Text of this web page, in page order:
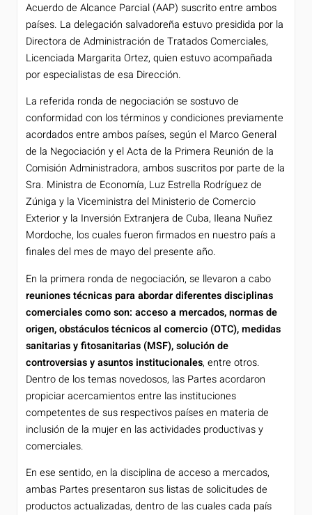
Acuerdo de Alcance Parcial (AAP) suscrito entre ambos
países. La delegación salvadoreña estuvo presidida por la
Directora de Administración de Tratados Comerciales,
Licenciada Margarita Ortez, quien estuvo acompañada
por especialistas de esa Dirección.
La referida ronda de negociación se sostuvo de
conformidad con los términos y condiciones previamente
acordados entre ambos países, según el Marco General
de la Negociación y el Acta de la Primera Reunión de la
Comisión Administradora, ambos suscritos por parte de la
Sra. Ministra de Economía, Luz Estrella Rodríguez de
Zúniga y la Viceministra del Ministerio de Comercio
Exterior y la Inversión Extranjera de Cuba, Ileana Nuñez
Mordoche, los cuales fueron firmados en nuestro país a
finales del mes de mayo del presente año.
En la primera ronda de negociación, se llevaron a cabo
reuniones técnicas para abordar diferentes disciplinas
comerciales como son: acceso a mercados, normas de
origen, obstáculos técnicos al comercio (OTC), medidas
sanitarias y fitosanitarias (MSF), solución de
controversias y asuntos institucionales, entre otros.
Dentro de los temas novedosos, las Partes acordaron
propiciar acercamientos entre las instituciones
competentes de sus respectivos países en materia de
inclusión de la mujer en las actividades productivas y
comerciales.
En ese sentido, en la disciplina de acceso a mercados,
ambas Partes presentaron sus listas de solicitudes de
productos actualizadas, dentro de las cuales cada país